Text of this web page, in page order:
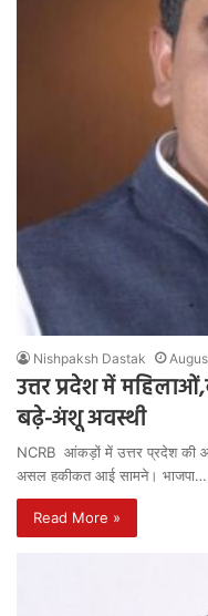
Nishpaksh Dastak
उत्तर प्रदेश में
बढ़े-अंशू अवस्थी
NCRB आंकड़ों में उत्तर प्रदेश की
असल हकीकत आई सामने। भाजपा…
Read More »